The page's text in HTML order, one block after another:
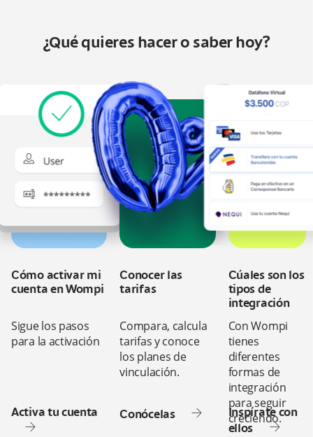
¿Qué quieres hacer o saber hoy?
Cómo activar mi
cuenta en Wompi
Sigue los pasos
para la activación
Activa tu cuenta
Conocer las
tarifas
Compara, calcula
tarifas y conoce
los planes de
vinculación.
Conócelas
Cúales son los
tipos de
integración
Con Wompi
tienes
diferentes
formas de
integración
para seguir
creciendo.
Inspírate con
ellos